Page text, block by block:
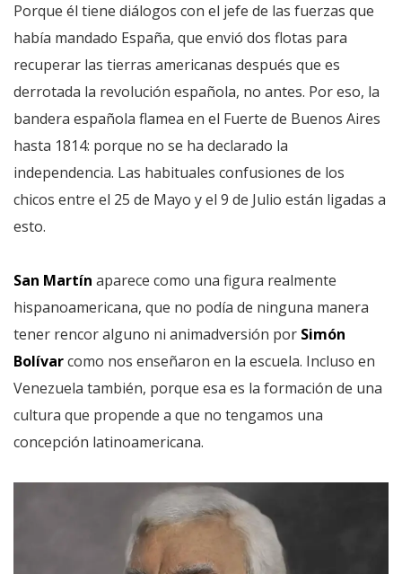
Porque él tiene diálogos con el jefe de las fuerzas que
había mandado España, que envió dos flotas para
recuperar las tierras americanas después que es
derrotada la revolución española, no antes. Por eso, la
bandera española flamea en el Fuerte de Buenos Aires
hasta 1814: porque no se ha declarado la
independencia. Las habituales confusiones de los
chicos entre el 25 de Mayo y el 9 de Julio están ligadas a
esto.
San Martín aparece como una figura realmente
hispanoamericana, que no podía de ninguna manera
tener rencor alguno ni animadversión por Simón
Bolívarcomo nos enseñaron en la escuela. Incluso en
Venezuela también, porque esa es la formación de una
cultura que propende a que no tengamos una
concepción latinoamericana.